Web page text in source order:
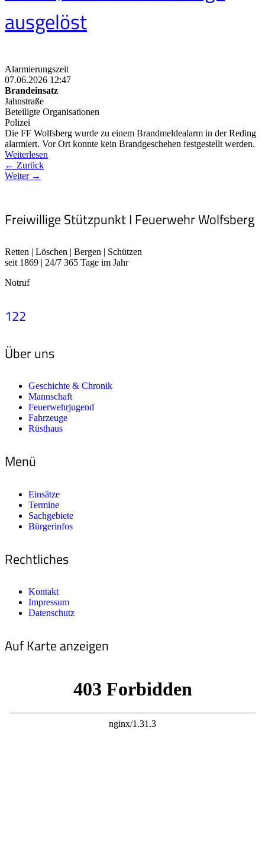
ausgelöst
Alarmierungszeit
07.06.2026 12:47
Brandeinsatz
Jahnstraße
Beteiligte Organisationen
Polizei
Die FF Wolfsberg wurde zu einem Brandmeldealarm in der Reding
alarmiert. Vor Ort konnte kein Brandgeschehen festgestellt werden.
Weiterlesen
← Zurück
Weiter →
Freiwillige Stützpunkt I Feuerwehr Wolfsberg
Retten | Löschen | Bergen | Schützen
seit 1869 | 24/7 365 Tage im Jahr
Notruf
122
Über uns
Geschichte & Chronik
Mannschaft
Feuerwehrjugend
Fahrzeuge
Rüsthaus
Menü
Einsätze
Termine
Sachgebiete
Bürgerinfos
Rechtliches
Kontakt
Impressum
Datenschutz
Auf Karte anzeigen